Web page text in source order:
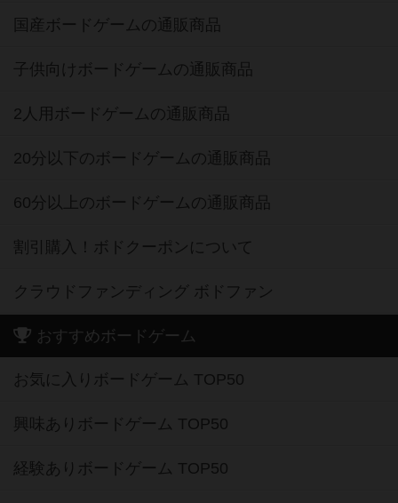
国産ボードゲームの通販商品
子供向けボードゲームの通販商品
2人用ボードゲームの通販商品
20分以下のボードゲームの通販商品
60分以上のボードゲームの通販商品
割引購入！ボドクーポンについて
クラウドファンディング ボドファン
おすすめボードゲーム
お気に入りボードゲーム TOP50
興味ありボードゲーム TOP50
経験ありボードゲーム TOP50